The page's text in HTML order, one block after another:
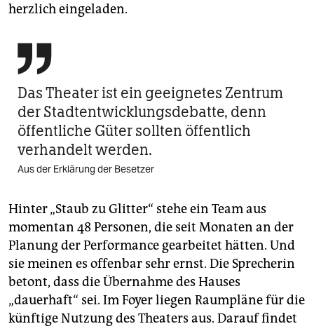
herzlich eingeladen.

Das Theater ist ein geeignetes Zentrum
der Stadtentwicklungsdebatte, denn
öffentliche Güter sollten öffentlich
verhandelt werden.
Aus der Erklärung der Besetzer
Hinter „Staub zu Glitter“ stehe ein Team aus
momentan 48 Personen, die seit Monaten an der
Planung der Performance gearbeitet hätten. Und
sie meinen es offenbar sehr ernst. Die Sprecherin
betont, dass die Übernahme des Hauses
„dauerhaft“ sei. Im Foyer liegen Raumpläne für die
künftige Nutzung des Theaters aus. Darauf findet